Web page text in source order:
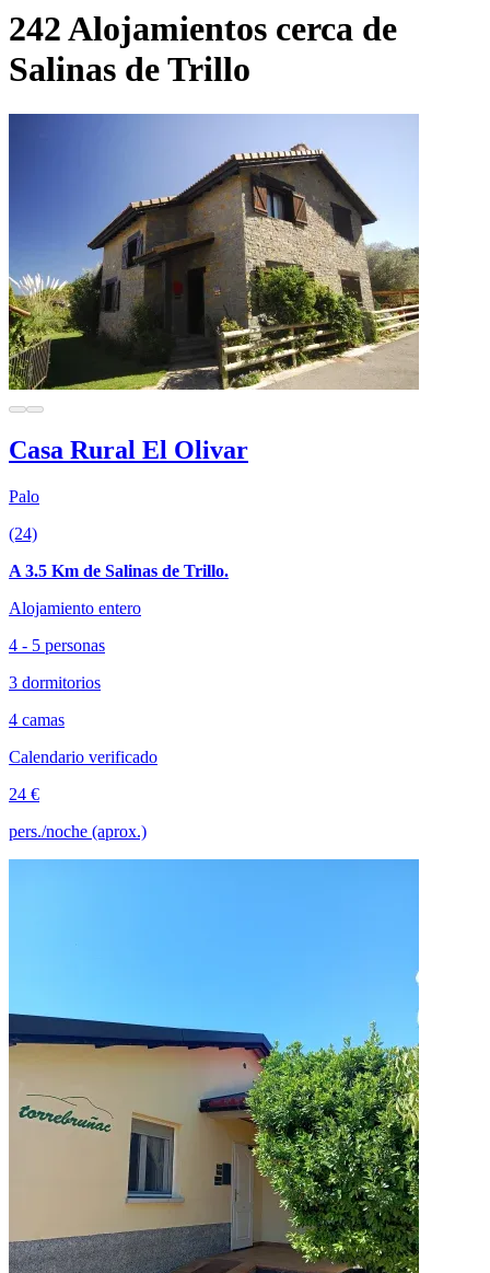
242 Alojamientos cerca de
Salinas de Trillo
Casa Rural El Olivar
Palo
(24)
A 3.5 Km de Salinas de Trillo.
Alojamiento entero
4 - 5 personas
3 dormitorios
4 camas
Calendario verificado
24 €
pers./noche (aprox.)